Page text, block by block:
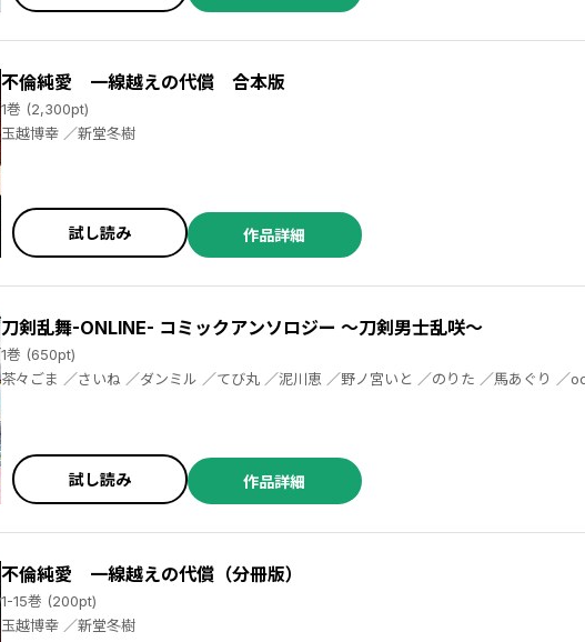
不倫純愛 一線越えの代償 合本版
1巻 (2,300pt)
玉越博幸 ／新堂冬樹
試し読み 作品詳細
刀剣乱舞-ONLINE- コミックアンソロジー ～刀剣男士乱咲～
1巻 (650pt)
茶々ごま ／さいね ／ダンミル ／てび丸 ／泥川恵 ／野ノ宮いと ／のりた ／馬あぐり ／ocha ／杜若わか ／桂イチホ ／喜来ユウ ／九暮華麗 ／十
試し読み 作品詳細
不倫純愛 一線越えの代償（分冊版）
1-15巻 (200pt)
玉越博幸 ／新堂冬樹